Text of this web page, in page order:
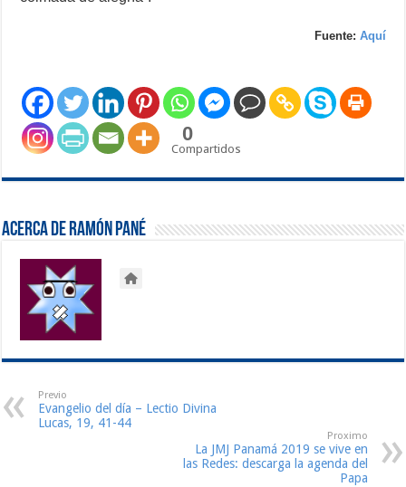
Fuente: Aquí
0
Compartidos
Acerca de Ramón Pané
Previo
Evangelio del día – Lectio Divina
Lucas, 19, 41-44
Proximo
La JMJ Panamá 2019 se vive en
las Redes: descarga la agenda del
Papa